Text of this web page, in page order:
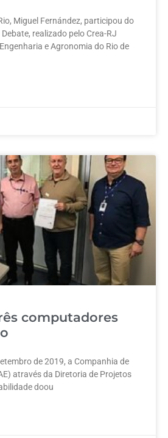
Miguel Fernández, participou do
realizado pelo Crea-RJ
e Agronomia do Rio de
computadores
de 2019, a Companhia de
através da Diretoria de Projetos
doou